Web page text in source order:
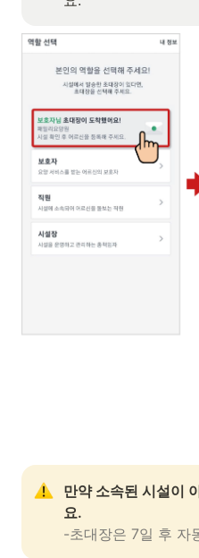
만약 소속된 시설이
-초대장은 7일 후 자